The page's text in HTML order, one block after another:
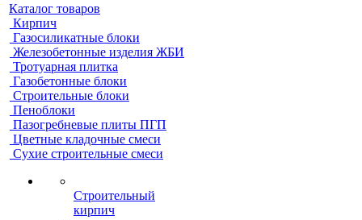
Каталог товаров
Кирпич
Газосиликатные блоки
Железобетонные изделия ЖБИ
Тротуарная плитка
Газобетонные блоки
Строительные блоки
Пеноблоки
Пазогребневые плиты ПГП
Цветные кладочные смеси
Сухие строительные смеси
Строительный
кирпич